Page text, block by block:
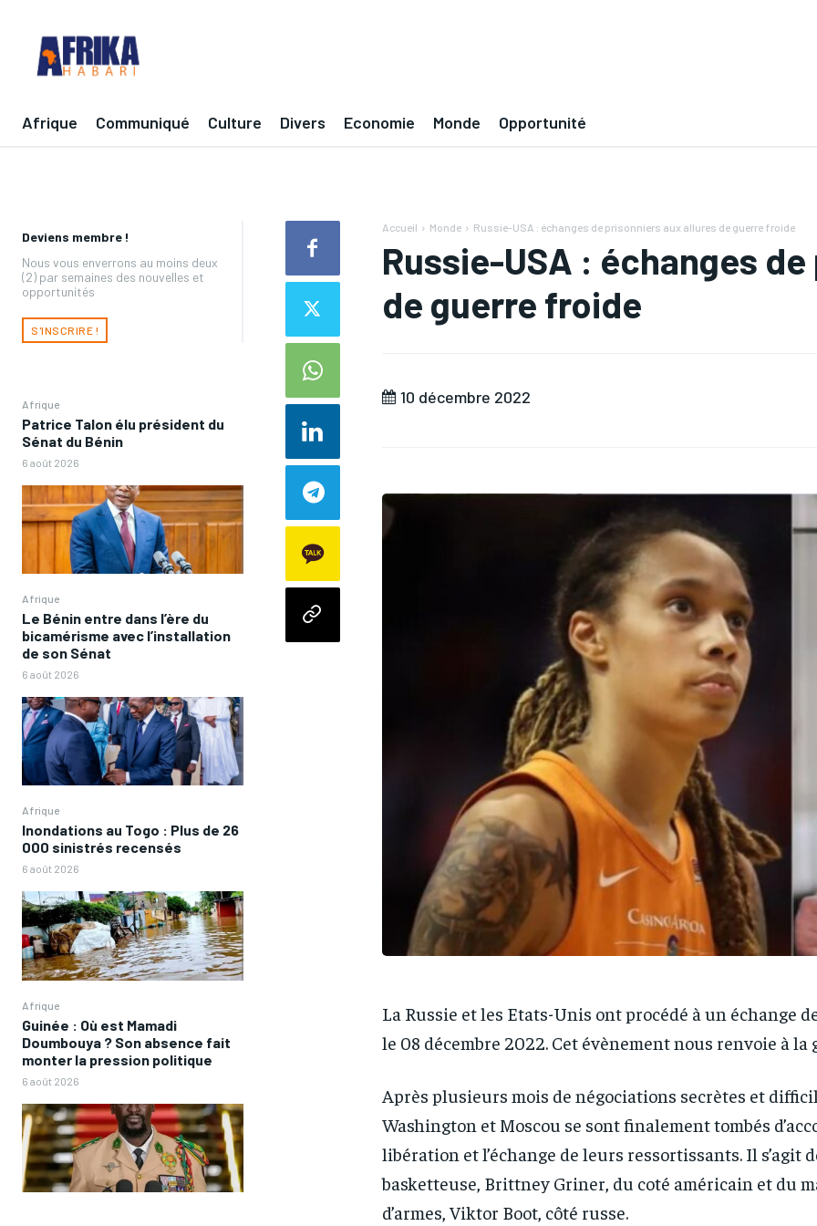
Afrique Communiqué Culture Divers Economie Monde Opportunité
Deviens membre !
Nous vous enverrons au moins deux
(2) par semaines des nouvelles et
opportunités
S'INSCRIRE !
Afrique
Patrice Talon élu président du
Sénat du Bénin
6 août 2026
Afrique
Le Bénin entre dans l’ère du
bicamérisme avec l’installation
de son Sénat
6 août 2026
Afrique
Inondations au Togo : Plus de 26
000 sinistrés recensés
6 août 2026
Afrique
Guinée : Où est Mamadi
Doumbouya ? Son absence fait
monter la pression politique
6 août 2026
Accueil Monde Russie-USA : échanges de prisonniers aux allures de guerre froide
Russie-USA : échanges
de guerre froide
10 décembre 2022
La Russie et les Etats-Unis ont procédé à un échange
le 08 décembre 2022. Cet évènement nous renvoie à la
Après plusieurs mois de négociations secrètes et
Washington et Moscou se sont finalement tombés
libération et l’échange de leurs ressortissants. Il s’agit
basketteuse, Brittney Griner, du coté américain et du
d’armes, Viktor Boot, côté russe.